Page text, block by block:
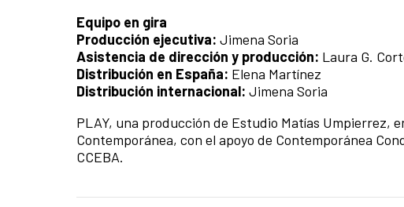
Equipo en gira
Producción ejecutiva: Jimena Soria
Asistencia de dirección y producción: Laura G.
Distribución en España: Elena Martínez
Distribución internacional: Jimena Soria
PLAY, una producción de Estudio Matías Umpierrez,
Contemporánea, con el apoyo de Contemporánea
CCEBA.